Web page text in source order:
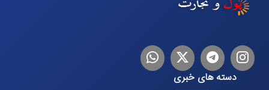
اینستاگرام
تلگرام توییترلینکدین
دسته های خبری